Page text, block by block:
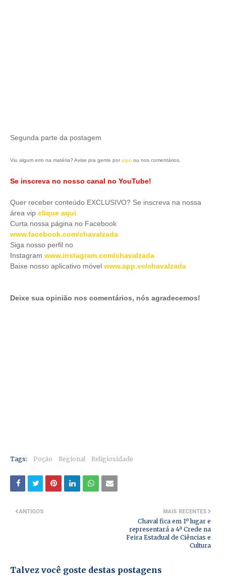
Segunda parte da postagem
Viu algum erro na matéria? Avise pra gente por aqui ou nos comentários.
Se inscreva no nosso canal no YouTube!
Quer receber conteúdo EXCLUSIVO? Se inscreva na nossa
área vip clique aqui
Curta nossa página no Facebook
www.facebook.com/chavalzada
Siga nosso perfil no
Instagram www.instagram.com/chavalzada
Baixe nosso aplicativo móvel www.app.vc/chavalzada
Deixe sua opinião nos comentários, nós agradecemos!
Tags: Poção Regional Religiosidade
MAIS RECENTES
Chaval fica em 1º lugar e
representará a 4ª Crede na
Feira Estadual de Ciências e
Cultura
ANTIGOS
Talvez você goste destas postagens